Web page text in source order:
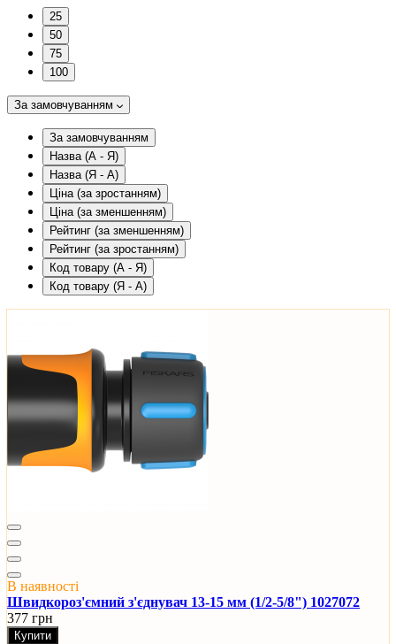
25
50
75
100
За замовчуванням
За замовчуванням
Назва (А - Я)
Назва (Я - А)
Ціна (за зростанням)
Ціна (за зменшенням)
Рейтинг (за зменшенням)
Рейтинг (за зростанням)
Код товару (А - Я)
Код товару (Я - А)
В наявності
Швидкороз'ємний з'єднувач 13-15 мм (1/2-5/8") 1027072
377 грн
Купити